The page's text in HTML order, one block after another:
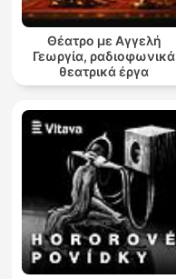
Θέατρο με Αγγελή
Γεωργία, ραδιοφωνικά
θεατρικά έργα